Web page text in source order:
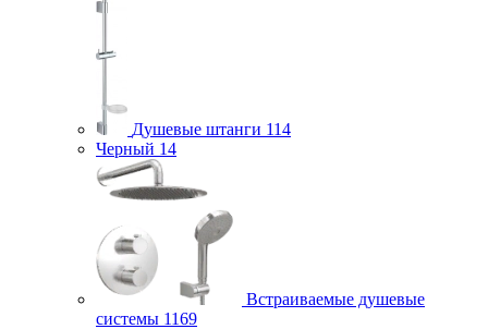
Душевые штанги 114
Черный 14
Встраиваемые душевые
системы 1169